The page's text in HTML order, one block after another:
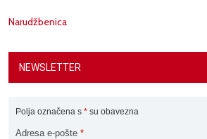
Narudžbenica
NEWSLETTER
Polja označena s * su obavezna
Adresa e-pošte *